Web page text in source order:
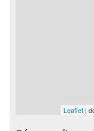
Leaflet |